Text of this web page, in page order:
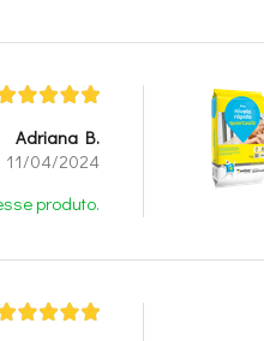
Adriana B.
11/04/2024
produto.